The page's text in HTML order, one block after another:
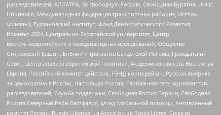
расследователей, АЛЛАТРА, За свободную Россию, Свободная Бурятия, Uralic,
UnKremlin, Международная федерация транспортных рабочих, ИстЧам
Финланд, Гудзоновский институт, Фонд Демократического Развития,
Комитет-2024, Центрально-Европейский университет, Центр
восточноевропейских и международных исследований, Общество
Сторожевой башни, Библии и трактатов Свидетелей Иеговы, Гражданский
Совет, Центр анализа европейской политики, Академическая сеть Восточная
Европа, Российский комитет действия, РЭНД корпорейшн, Русская Америка
за демократию в России, Настоящая Россия, Глобальная сеть журналистов-
расследователей, Служба поддержки, Свободная Россия Берлин, Свободная
Россия Северный Рейн-Вестфалия, Фонд глобальной помощи, Антивоенный
комитет России, Russie-Libertes, La Asocicion de Rusos Libres, Союз за